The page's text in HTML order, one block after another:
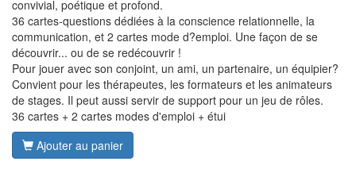
convivial, poétique et profond.
36 cartes-questions dédiées à la conscience relationnelle, la
communication, et 2 cartes mode d?emploi. Une façon de se
découvrir... ou de se redécouvrir !
Pour jouer avec son conjoint, un ami, un partenaire, un équipier?
Convient pour les thérapeutes, les formateurs et les animateurs
de stages. Il peut aussi servir de support pour un jeu de rôles.
36 cartes + 2 cartes modes d'emploi + étui
Ajouter au panier